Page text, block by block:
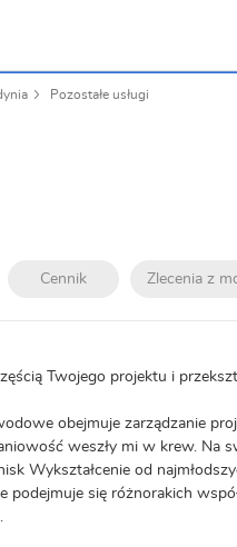
Pozostałe usługi
Cennik Zlecenia z
Twojego projektu i
obejmuje zarządzanie
weszły mi w krew. Na
Wykształcenie od
podejmuje się różnorakich